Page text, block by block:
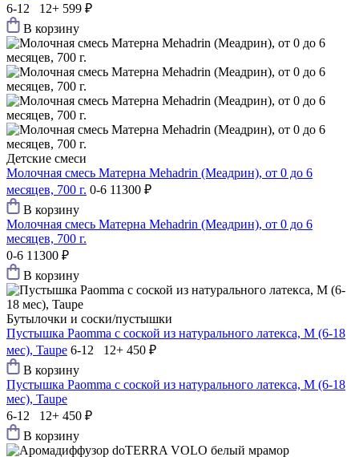
6-12 12+ 599 ₽
В корзину
Детские смеси
Молочная смесь Матерна Mehadrin (Меадрин), от 0 до 6
месяцев, 700 г. 0-6 11300 ₽
В корзину
Молочная смесь Матерна Mehadrin (Меадрин), от 0 до 6
месяцев, 700 г.
0-6 11300 ₽
В корзину
Бутылочки и соски/пустышки
Пустышка Paomma с соской из натурального латекса, M (6-18
мес), Taupe 6-12 12+ 450 ₽
В корзину
Пустышка Paomma с соской из натурального латекса, M (6-18
мес), Taupe
6-12 12+ 450 ₽
В корзину